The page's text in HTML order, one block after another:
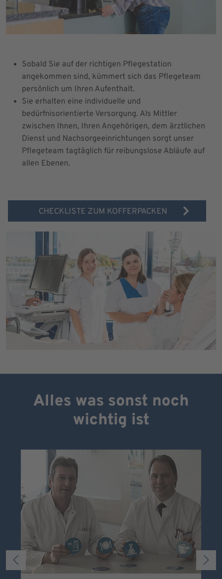
Sobald Sie auf der richtigen Pflegestation
angekommen sind, kümmert sich das Pflegeteam
persönlich um Ihren Aufenthalt.
Sie erhalten eine individuelle und
bedürfnisorientierte Versorgung. Als Mittler
zwischen Ihnen, Ihren Angehörigen, dem ärztlichen
Dienst und Nachsorgeeinrichtungen sorgt unser
Pflegeteam tagtäglich für reibungslose Abläufe auf
allen Ebenen.
CHECKLISTE ZUM KOFFERPACKEN
Alles was sonst noch
wichtig ist